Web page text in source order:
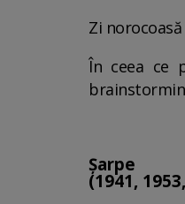
Zi
În ceea ce
Șarpe
(1941,